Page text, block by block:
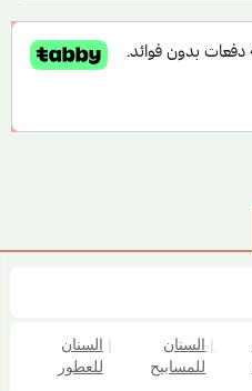
| السنان
للمسابيح
| السنان
للعطور